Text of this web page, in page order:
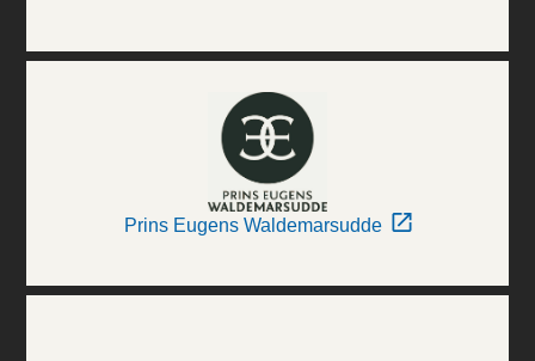
Prins Eugens Waldemarsudde